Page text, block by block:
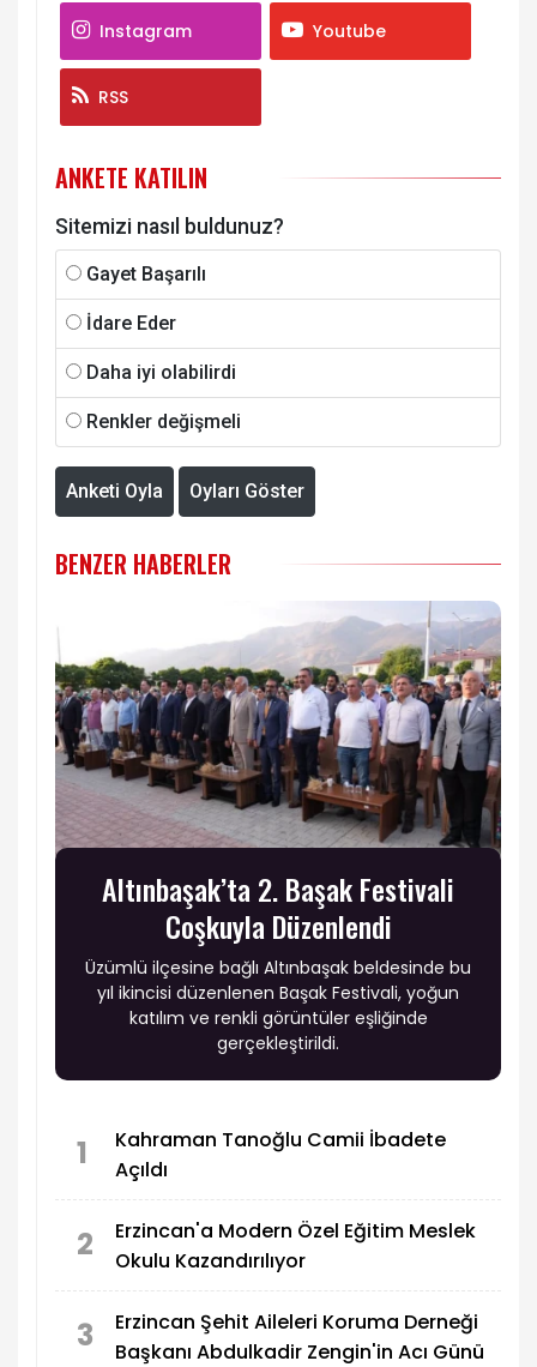
Instagram Youtube
RSS
ANKETE KATILIN
Sitemizi nasıl buldunuz?
Gayet Başarılı
İdare Eder
Daha iyi olabilirdi
Renkler değişmeli
Anketi Oyla Oyları Göster
BENZER HABERLER
Altınbaşak’ta 2. Başak Festivali
Coşkuyla Düzenlendi
Üzümlü ilçesine bağlı Altınbaşak beldesinde bu
yıl ikincisi düzenlenen Başak Festivali, yoğun
katılım ve renkli görüntüler eşliğinde
gerçekleştirildi.
1
Kahraman Tanoğlu Camii İbadete
Açıldı
2
Erzincan'a Modern Özel Eğitim Meslek
Okulu Kazandırılıyor
3
Erzincan Şehit Aileleri Koruma Derneği
Başkanı Abdulkadir Zengin'in Acı Günü